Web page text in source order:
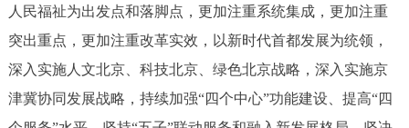
人民福祉为出发点和落脚点，更加注重系统集成，更加注重
突出重点，更加注重改革实效，以新时代首都发展为统领，
深入实施人文北京、科技北京、绿色北京战略，深入实施京
津冀协同发展战略，持续加强“四个中心”功能建设、提高“四